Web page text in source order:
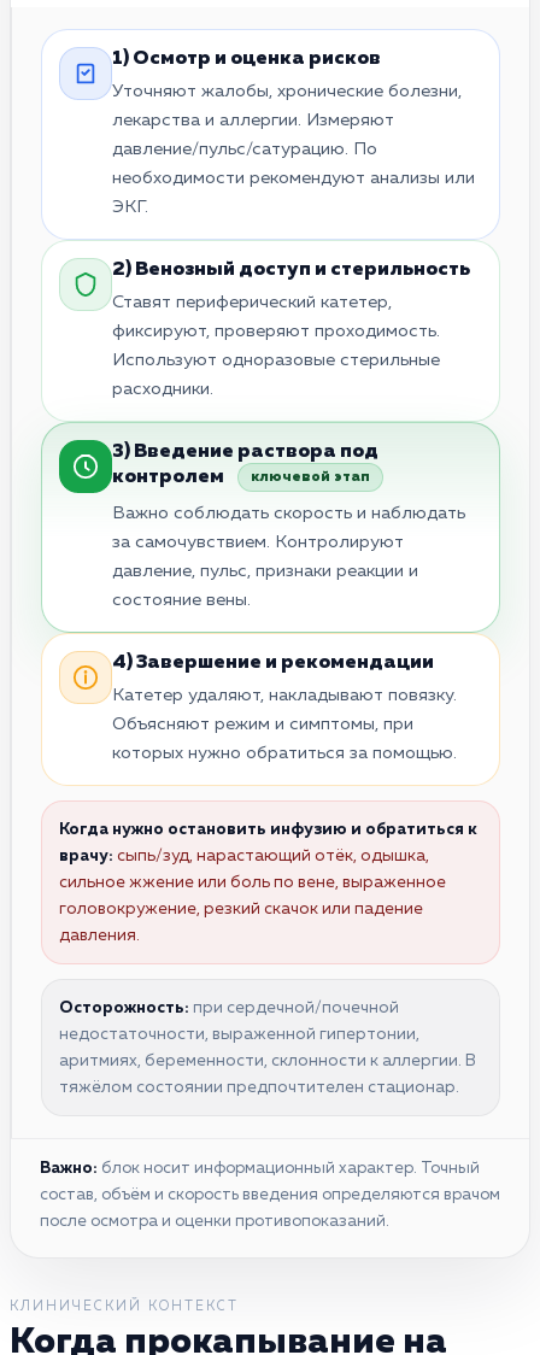
1) Осмотр и оценка рисков
Уточняют жалобы, хронические болезни,
лекарства и аллергии. Измеряют
давление/пульс/сатурацию. По
необходимости рекомендуют анализы или
ЭКГ.
2) Венозный доступ и стерильность
Ставят периферический катетер,
фиксируют, проверяют проходимость.
Используют одноразовые стерильные
расходники.
3) Введение раствора под
контролем
ключевой этап
Важно соблюдать скорость и наблюдать
за самочувствием. Контролируют
давление, пульс, признаки реакции и
состояние вены.
4) Завершение и рекомендации
Катетер удаляют, накладывают повязку.
Объясняют режим и симптомы, при
которых нужно обратиться за помощью.
Когда нужно остановить инфузию и обратиться к
врачу: сыпь/зуд, нарастающий отёк, одышка,
сильное жжение или боль по вене, выраженное
головокружение, резкий скачок или падение
давления.
Осторожность: при сердечной/почечной
недостаточности, выраженной гипертонии,
аритмиях, беременности, склонности к аллергии. В
тяжёлом состоянии предпочтителен стационар.
Важно: блок носит информационный характер. Точный
состав, объём и скорость введения определяются врачом
после осмотра и оценки противопоказаний.
КЛИНИЧЕСКИЙ КОНТЕКСТ
Когда прокапывание на